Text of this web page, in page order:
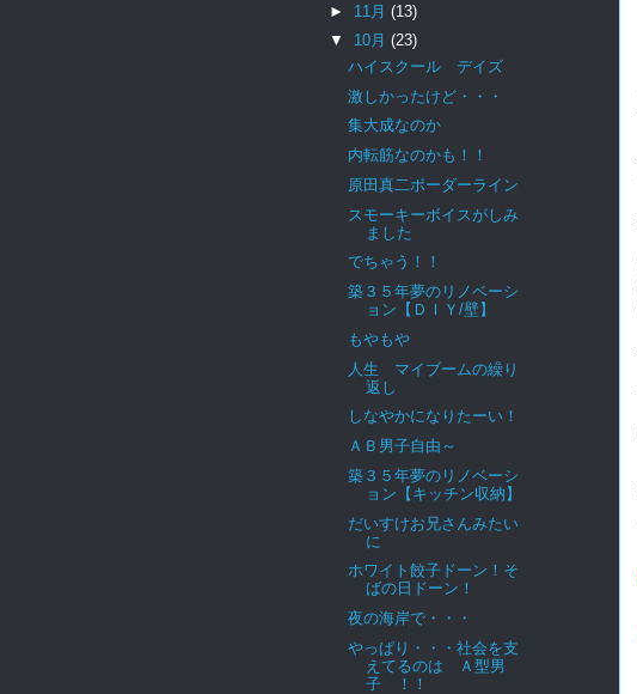
► 11月 (13)
▼ 10月 (23)
ハイスクール デイズ
激しかったけど・・・
集大成なのか
内転筋なのかも！！
原田真二ボーダーライン
スモーキーボイスがしみ
ました
でちゃう！！
築３５年夢のリノベーシ
ョン【ＤＩＹ/壁】
もやもや
人生 マイブームの繰り
返し
しなやかになりたーい！
ＡＢ男子自由～
築３５年夢のリノベーシ
ョン【キッチン収納】
だいすけお兄さんみたい
に
ホワイト餃子ドーン！そ
ばの日ドーン！
夜の海岸で・・・
やっぱり・・・社会を支
えてるのは Ａ型男
子 ！！